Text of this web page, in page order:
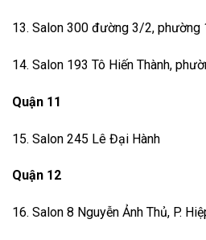
13. Salon 300 đường 3/2, phường
14. Salon 193 Tô Hiến Thành,
Quận 11
15. Salon 245 Lê Đại Hành
Quận 12
16. Salon 8 Nguyễn Ảnh Thủ, P.